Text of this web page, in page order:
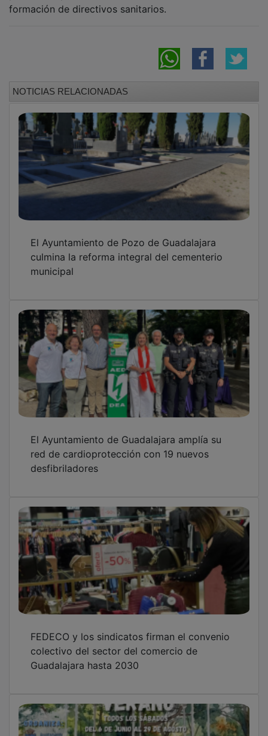
municipal
El Ayuntamiento de Guadalajara amplía su
red de cardioprotección con 19 nuevos
FEDECO y los sindicatos firman el convenio
colectivo del sector del comercio de
Guadalajara hasta 2030
El Parque de la Concordia de Guadalajara
vuelve a llenarse de baile todos los sábados
hasta el 29 de agosto